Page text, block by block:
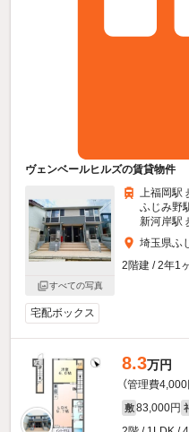
ヴェンベールヒルズの賃貸物件
すべての写真
上福岡駅
ふじみ野
新河岸駅
埼玉県ふ
2階建 / 2年1
宅配ボックス
8.3万円
（管理費4,000
敷 83,000円